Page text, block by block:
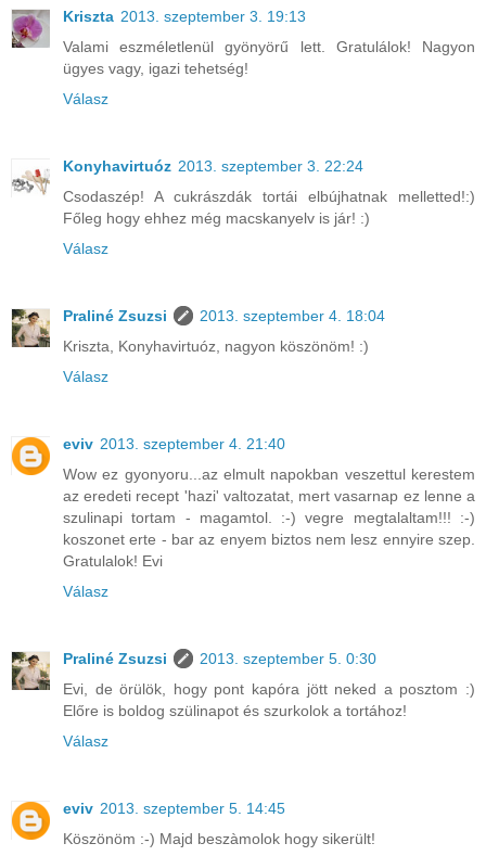
Kriszta 2013. szeptember 3. 19:13
Valami eszméletlenül gyönyörű lett. Gratulálok! Nagyon
ügyes vagy, igazi tehetség!
Válasz
Konyhavirtuóz 2013. szeptember 3. 22:24
Csodaszép! A cukrászdák tortái elbújhatnak melletted!:)
Főleg hogy ehhez még macskanyelv is jár! :)
Válasz
Praliné Zsuzsi
2013. szeptember 4. 18:04
Kriszta, Konyhavirtuóz, nagyon köszönöm! :)
Válasz
eviv 2013. szeptember 4. 21:40
Wow ez gyonyoru...az elmult napokban veszettul kerestem
az eredeti recept 'hazi' valtozatat, mert vasarnap ez lenne a
szulinapi tortam - magamtol. :-) vegre megtalaltam!!! :-)
koszonet erte - bar az enyem biztos nem lesz ennyire szep.
Gratulalok! Evi
Válasz
Praliné Zsuzsi
2013. szeptember 5. 0:30
Evi, de örülök, hogy pont kapóra jött neked a posztom :)
Előre is boldog szülinapot és szurkolok a tortához!
Válasz
eviv 2013. szeptember 5. 14:45
Köszönöm :-) Majd beszàmolok hogy sikerült!